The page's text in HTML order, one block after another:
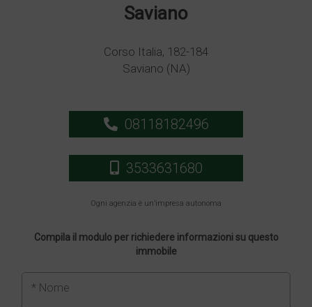
Saviano
Corso Italia, 182-184
Saviano (NA)
08118182496
3533631680
Ogni agenzia è un’impresa autonoma
Compila il modulo per richiedere informazioni su questo
immobile
* Nome